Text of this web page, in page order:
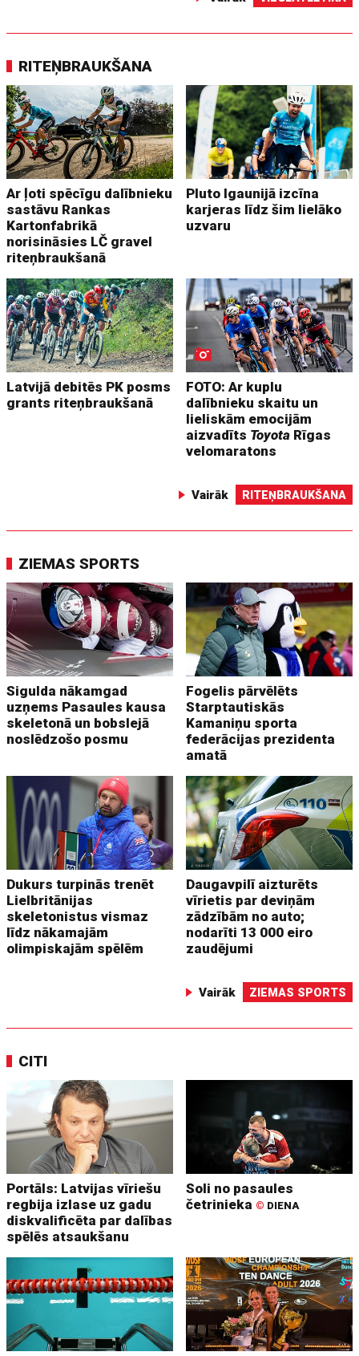
RITEŅBRAUKŠANA
Ar ļoti spēcīgu dalībnieku
sastāvu Rankas
Kartonfabrikā
norisināsies LČ gravel
riteņbraukšanā
Pluto Igaunijā izcīna
karjeras līdz šim lielāko
uzvaru
Latvijā debitēs PK posms
grants riteņbraukšanā
FOTO: Ar kuplu
dalībnieku skaitu un
lieliskām emocijām
aizvadīts Toyota Rīgas
velomaratons
Vairāk RITEŅBRAUKŠANA
ZIEMAS SPORTS
Sigulda nākamgad
uzņems Pasaules kausa
skeletonā un bobslejā
noslēdzošo posmu
Fogelis pārvēlēts
Starptautiskās
Kamaniņu sporta
federācijas prezidenta
amatā
Dukurs turpinās trenēt
Lielbritānijas
skeletonistus vismaz
līdz nākamajām
olimpiskajām spēlēm
Daugavpilī aizturēts
vīrietis par deviņām
zādzībām no auto;
nodarīti 13 000 eiro
zaudējumi
Vairāk ZIEMAS SPORTS
CITI
Portāls: Latvijas vīriešu
regbija izlase uz gadu
diskvalificēta par dalības
spēlēs atsaukšanu
Soli no pasaules
četrinieka © DIENA